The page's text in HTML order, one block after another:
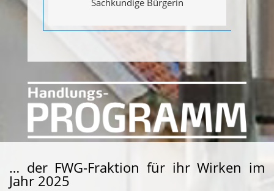
… der FWG-Fraktion für ihr Wirken im
Jahr 2025